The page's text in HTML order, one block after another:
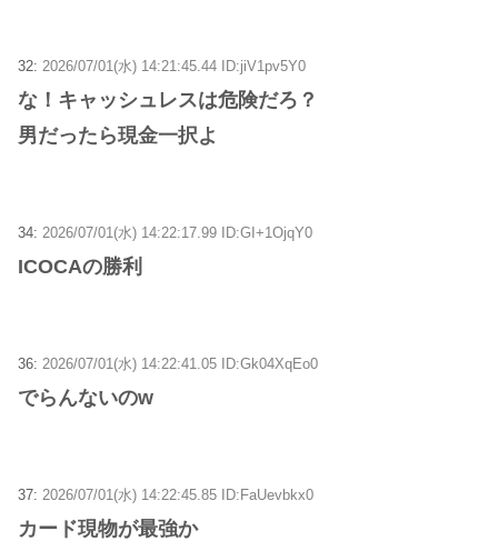
32: 2026/07/01(水) 14:21:45.44 ID:jiV1pv5Y0
な！キャッシュレスは危険だろ？
男だったら現金一択よ
34: 2026/07/01(水) 14:22:17.99 ID:GI+1OjqY0
ICOCAの勝利
36: 2026/07/01(水) 14:22:41.05 ID:Gk04XqEo0
でらんないのw
37: 2026/07/01(水) 14:22:45.85 ID:FaUevbkx0
カード現物が最強か